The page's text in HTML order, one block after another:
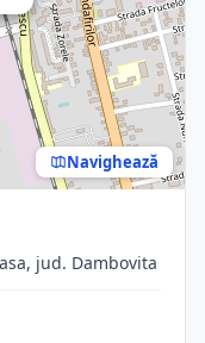
Navighează
jud. Dambovita